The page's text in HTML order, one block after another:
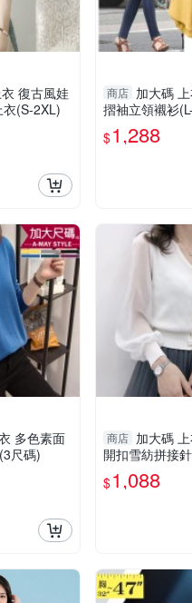
復古風娃
(S-2XL)
商店 加大碼
摺袖立領襯衫
$1,288
多色素面
尺碼)
商店 加大碼
開扣雪紡拼接
$1,088